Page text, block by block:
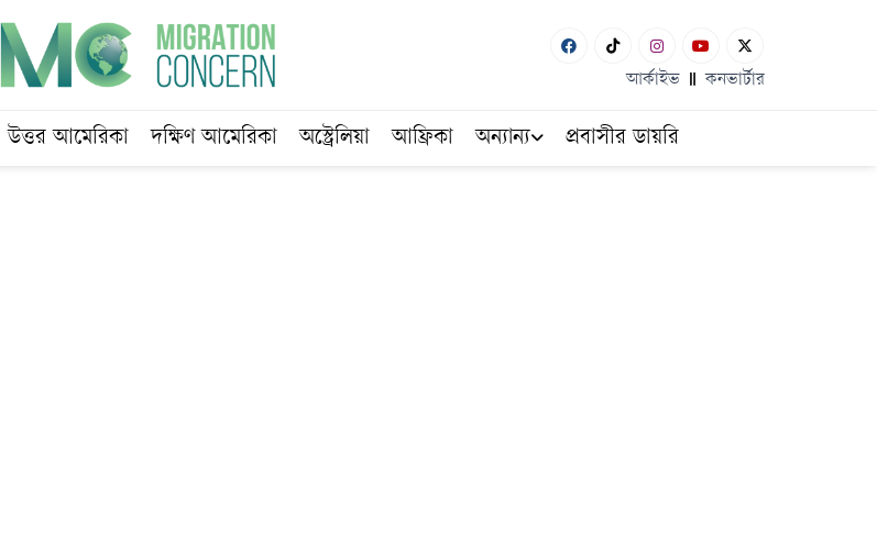
আর্কাইভ কনভার্টার
উত্তর আমেরিকা দক্ষিণ আমেরিকা অস্ট্রেলিয়া আফ্রিকা অন্যান্য প্রবাসীর ডায়রি